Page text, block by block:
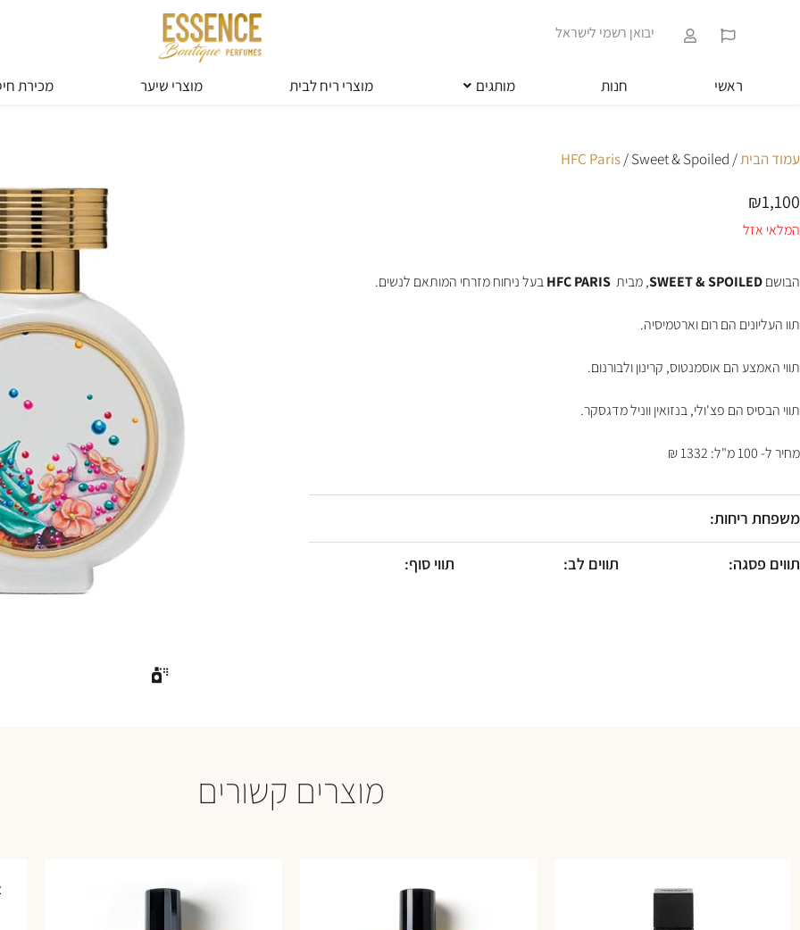
הַמְּסַיַּעַת
לִנְגִישׁוּת
לְחַץ
Control-
F11
הָאֲתָר
בְּתוֹכְנַת
לְחַץ
לִפְתִיחַת
נְגִישׁוּת.
יבואן רשמי לישראל
ראשי חנות מותגים מוצרי ריח לבית מוצרי שיער מכירת
עמוד הבית/
HFC Paris/ Sweet & Spoiled
₪1,100
המלאי אזל
הבושםSWEET & SPOILED, מבית HFC PARISבעל ניחוח מזרחי המותאם לנשים.
תוו העליונים הם רום וארטמיסיה.
תווי האמצע הם אוסמנטוס, קרינון ולבורנום.
תווי הבסיס הם פצ'ולי, בנזואין ווניל מדגסקר.
מחיר ל- 100 מ"ל: 1332 ₪
משפחת ריחות:
תווים פסגה: תווים לב: תווי סוף:
מוצרים קשורים